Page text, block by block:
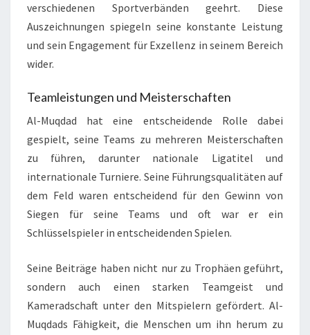
verschiedenen Sportverbänden geehrt. Diese
Auszeichnungen spiegeln seine konstante Leistung
und sein Engagement für Exzellenz in seinem Bereich
wider.
Teamleistungen und Meisterschaften
Al-Muqdad hat eine entscheidende Rolle dabei
gespielt, seine Teams zu mehreren Meisterschaften
zu führen, darunter nationale Ligatitel und
internationale Turniere. Seine Führungsqualitäten auf
dem Feld waren entscheidend für den Gewinn von
Siegen für seine Teams und oft war er ein
Schlüsselspieler in entscheidenden Spielen.
Seine Beiträge haben nicht nur zu Trophäen geführt,
sondern auch einen starken Teamgeist und
Kameradschaft unter den Mitspielern gefördert. Al-
Muqdads Fähigkeit, die Menschen um ihn herum zu